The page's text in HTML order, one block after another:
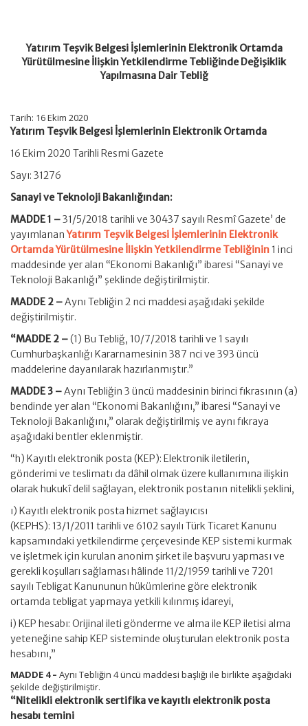
Yatırım Teşvik Belgesi İşlemlerinin Elektronik Ortamda
Yürütülmesine İlişkin Yetkilendirme Tebliğinde Değişiklik
Yapılmasına Dair Tebliğ
Tarih: 16 Ekim 2020
Yatırım Teşvik Belgesi İşlemlerinin Elektronik Ortamda
16 Ekim 2020 Tarihli Resmi Gazete
Sayı: 31276
Sanayi ve Teknoloji Bakanlığından:
MADDE 1 –31/5/2018 tarihli ve 30437 sayılı Resmî Gazete’ de
yayımlananYatırım Teşvik Belgesi İşlemlerinin Elektronik
Ortamda Yürütülmesine İlişkin Yetkilendirme Tebliğinin 1 inci
maddesinde yer alan “Ekonomi Bakanlığı” ibaresi “Sanayi ve
Teknoloji Bakanlığı” şeklinde değiştirilmiştir.
MADDE 2 –Aynı Tebliğin 2 nci maddesi aşağıdaki şekilde
değiştirilmiştir.
“MADDE 2 –(1) Bu Tebliğ, 10/7/2018 tarihli ve 1 sayılı
Cumhurbaşkanlığı Kararnamesinin 387 nci ve 393 üncü
maddelerine dayanılarak hazırlanmıştır.”
MADDE 3 –Aynı Tebliğin 3 üncü maddesinin birinci fıkrasının (a)
bendinde yer alan “Ekonomi Bakanlığını,” ibaresi “Sanayi ve
Teknoloji Bakanlığını,” olarak değiştirilmiş ve aynı fıkraya
aşağıdaki bentler eklenmiştir.
“h) Kayıtlı elektronik posta (KEP): Elektronik iletilerin,
gönderimi ve teslimatı da dâhil olmak üzere kullanımına ilişkin
olarak hukukî delil sağlayan, elektronik postanın nitelikli şeklini,
ı) Kayıtlı elektronik posta hizmet sağlayıcısı
(KEPHS): 13/1/2011 tarihli ve 6102 sayılı Türk Ticaret Kanunu
kapsamındaki yetkilendirme çerçevesinde KEP sistemi kurmak
ve işletmek için kurulan anonim şirket ile başvuru yapması ve
gerekli koşulları sağlaması hâlinde 11/2/1959 tarihli ve 7201
sayılı Tebligat Kanununun hükümlerine göre elektronik
ortamda tebligat yapmaya yetkili kılınmış idareyi,
i) KEP hesabı: Orijinal ileti gönderme ve alma ile KEP iletisi alma
yeteneğine sahip KEP sisteminde oluşturulan elektronik posta
hesabını,”
MADDE 4 – Aynı Tebliğin 4 üncü maddesi başlığı ile birlikte aşağıdaki
şekilde değiştirilmiştir.
“Nitelikli elektronik sertifika ve kayıtlı elektronik posta
hesabı temini